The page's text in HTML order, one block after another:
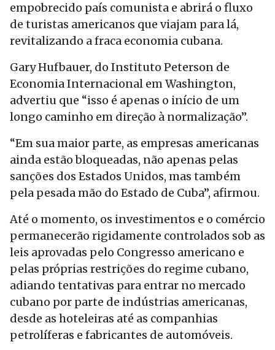
empobrecido país comunista e abrirá o fluxo
de turistas americanos que viajam para lá,
revitalizando a fraca economia cubana.
Gary Hufbauer, do Instituto Peterson de
Economia Internacional em Washington,
advertiu que “isso é apenas o início de um
longo caminho em direção à normalização”.
“Em sua maior parte, as empresas americanas
ainda estão bloqueadas, não apenas pelas
sanções dos Estados Unidos, mas também
pela pesada mão do Estado de Cuba”, afirmou.
Até o momento, os investimentos e o comércio
permanecerão rigidamente controlados sob as
leis aprovadas pelo Congresso americano e
pelas próprias restrições do regime cubano,
adiando tentativas para entrar no mercado
cubano por parte de indústrias americanas,
desde as hoteleiras até as companhias
petrolíferas e fabricantes de automóveis.